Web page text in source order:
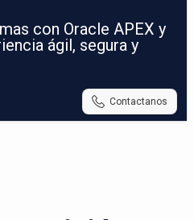
con Oracle APEX y
ágil, segura y
Contactanos